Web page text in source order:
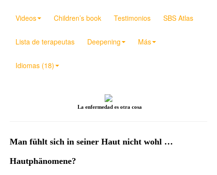
Videos Children’s book Testimonios SBS Atlas
Lista de terapeutas Deepening Más
Idiomas (18)
La enfermedad es otra cosa
Man fühlt sich in seiner Haut nicht wohl …
Hautphänomene?